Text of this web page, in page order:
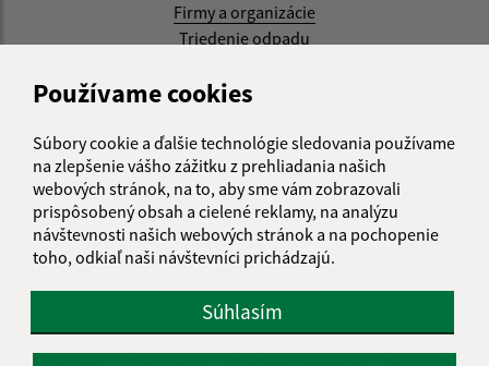
Používame cookies
Súbory cookie a ďalšie technológie sledovania používame
na zlepšenie vášho zážitku z prehliadania našich
webových stránok, na to, aby sme vám zobrazovali
prispôsobený obsah a cielené reklamy, na analýzu
návštevnosti našich webových stránok a na pochopenie
toho, odkiaľ naši návštevníci prichádzajú.
Súhlasím
Firmy a organizácie
Triedenie odpadu
Aktualizované:
RSS
Správca obsahu:
Správca obsahu je Obec Kysak.
Vytvorené v súlade s
Jednotným dizajn manuálom
elektronických služieb.
web portál webhosting webex.digital, s.r.o. domény